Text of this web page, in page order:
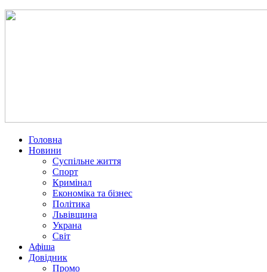
Головна
Новини
Суспільне життя
Спорт
Кримінал
Економіка та бізнес
Політика
Львівщина
Украна
Світ
Афіша
Довідник
Промо